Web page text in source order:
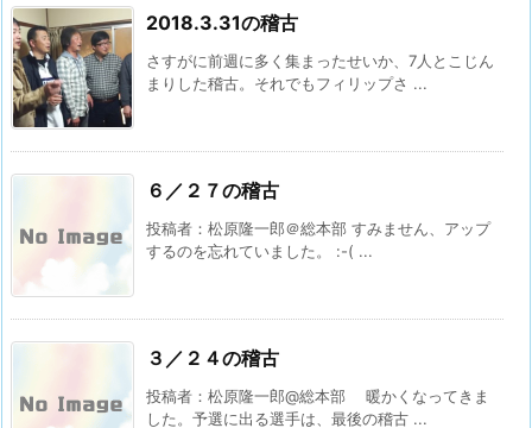
2018.3.31の稽古
さすがに前週に多く集まったせいか、7人とこじん
まりした稽古。それでもフィリップさ ...
６／２７の稽古
投稿者：松原隆一郎＠総本部 すみません、アップ
するのを忘れていました。 :-( ...
３／２４の稽古
投稿者：松原隆一郎@総本部 暖かくなってきま
した。予選に出る選手は、最後の稽古 ...